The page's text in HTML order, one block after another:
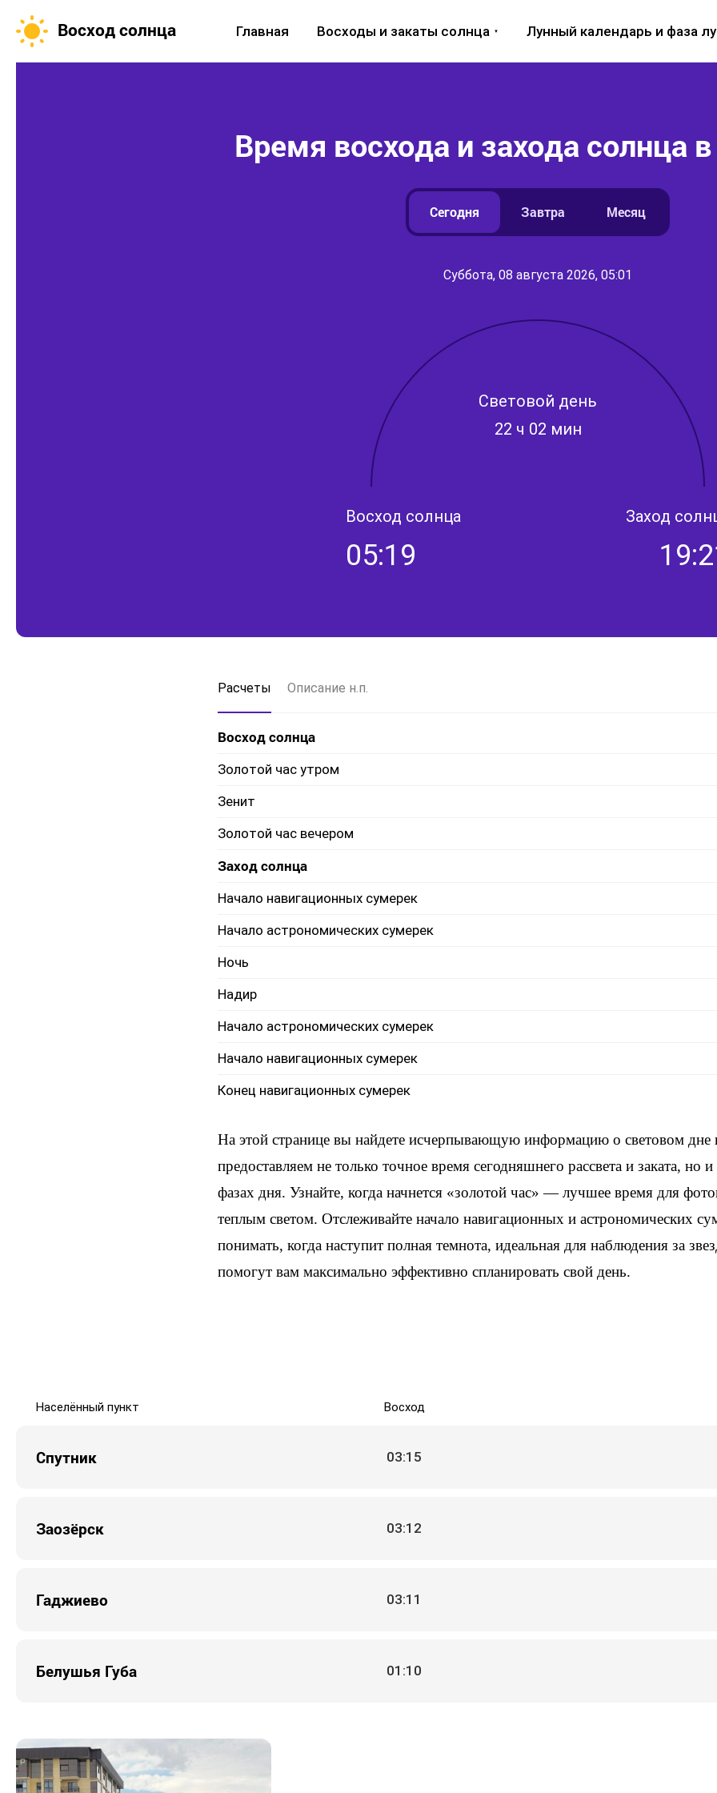
Восход солнца Главная Восходы и закаты солнца Лунный календарь и фаза
Время восхода и захода солнца
Сегодня Завтра Месяц
Суббота, 08 августа 2026, 05:01
Световой день
22 ч 02 мин
Восход солнца
05:19
Заход
Расчеты Описание н.п.
Восход солнца
Золотой час утром
Зенит
Золотой час вечером
Заход солнца
Начало навигационных сумерек
Начало астрономических сумерек
Ночь
Надир
Начало астрономических сумерек
Начало навигационных сумерек
Конец навигационных сумерек
На этой странице вы найдете исчерпывающую информацию о световом
предоставляем не только точное время сегодняшнего рассвета и заката, но
фазах дня. Узнайте, когда начнется «золотой час» — лучшее время для
теплым светом. Отслеживайте начало навигационных и астрономических
понимать, когда наступит полная темнота, идеальная для наблюдения за
помогут вам максимально эффективно спланировать свой день.
Населённый пункт Восход
Спутник 03:15
Заозёрск 03:12
Гаджиево 03:11
Белушья Губа 01:10